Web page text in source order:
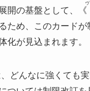
開の基盤として、《
ため、このカード
化が見込まれます。
どんなに強くても